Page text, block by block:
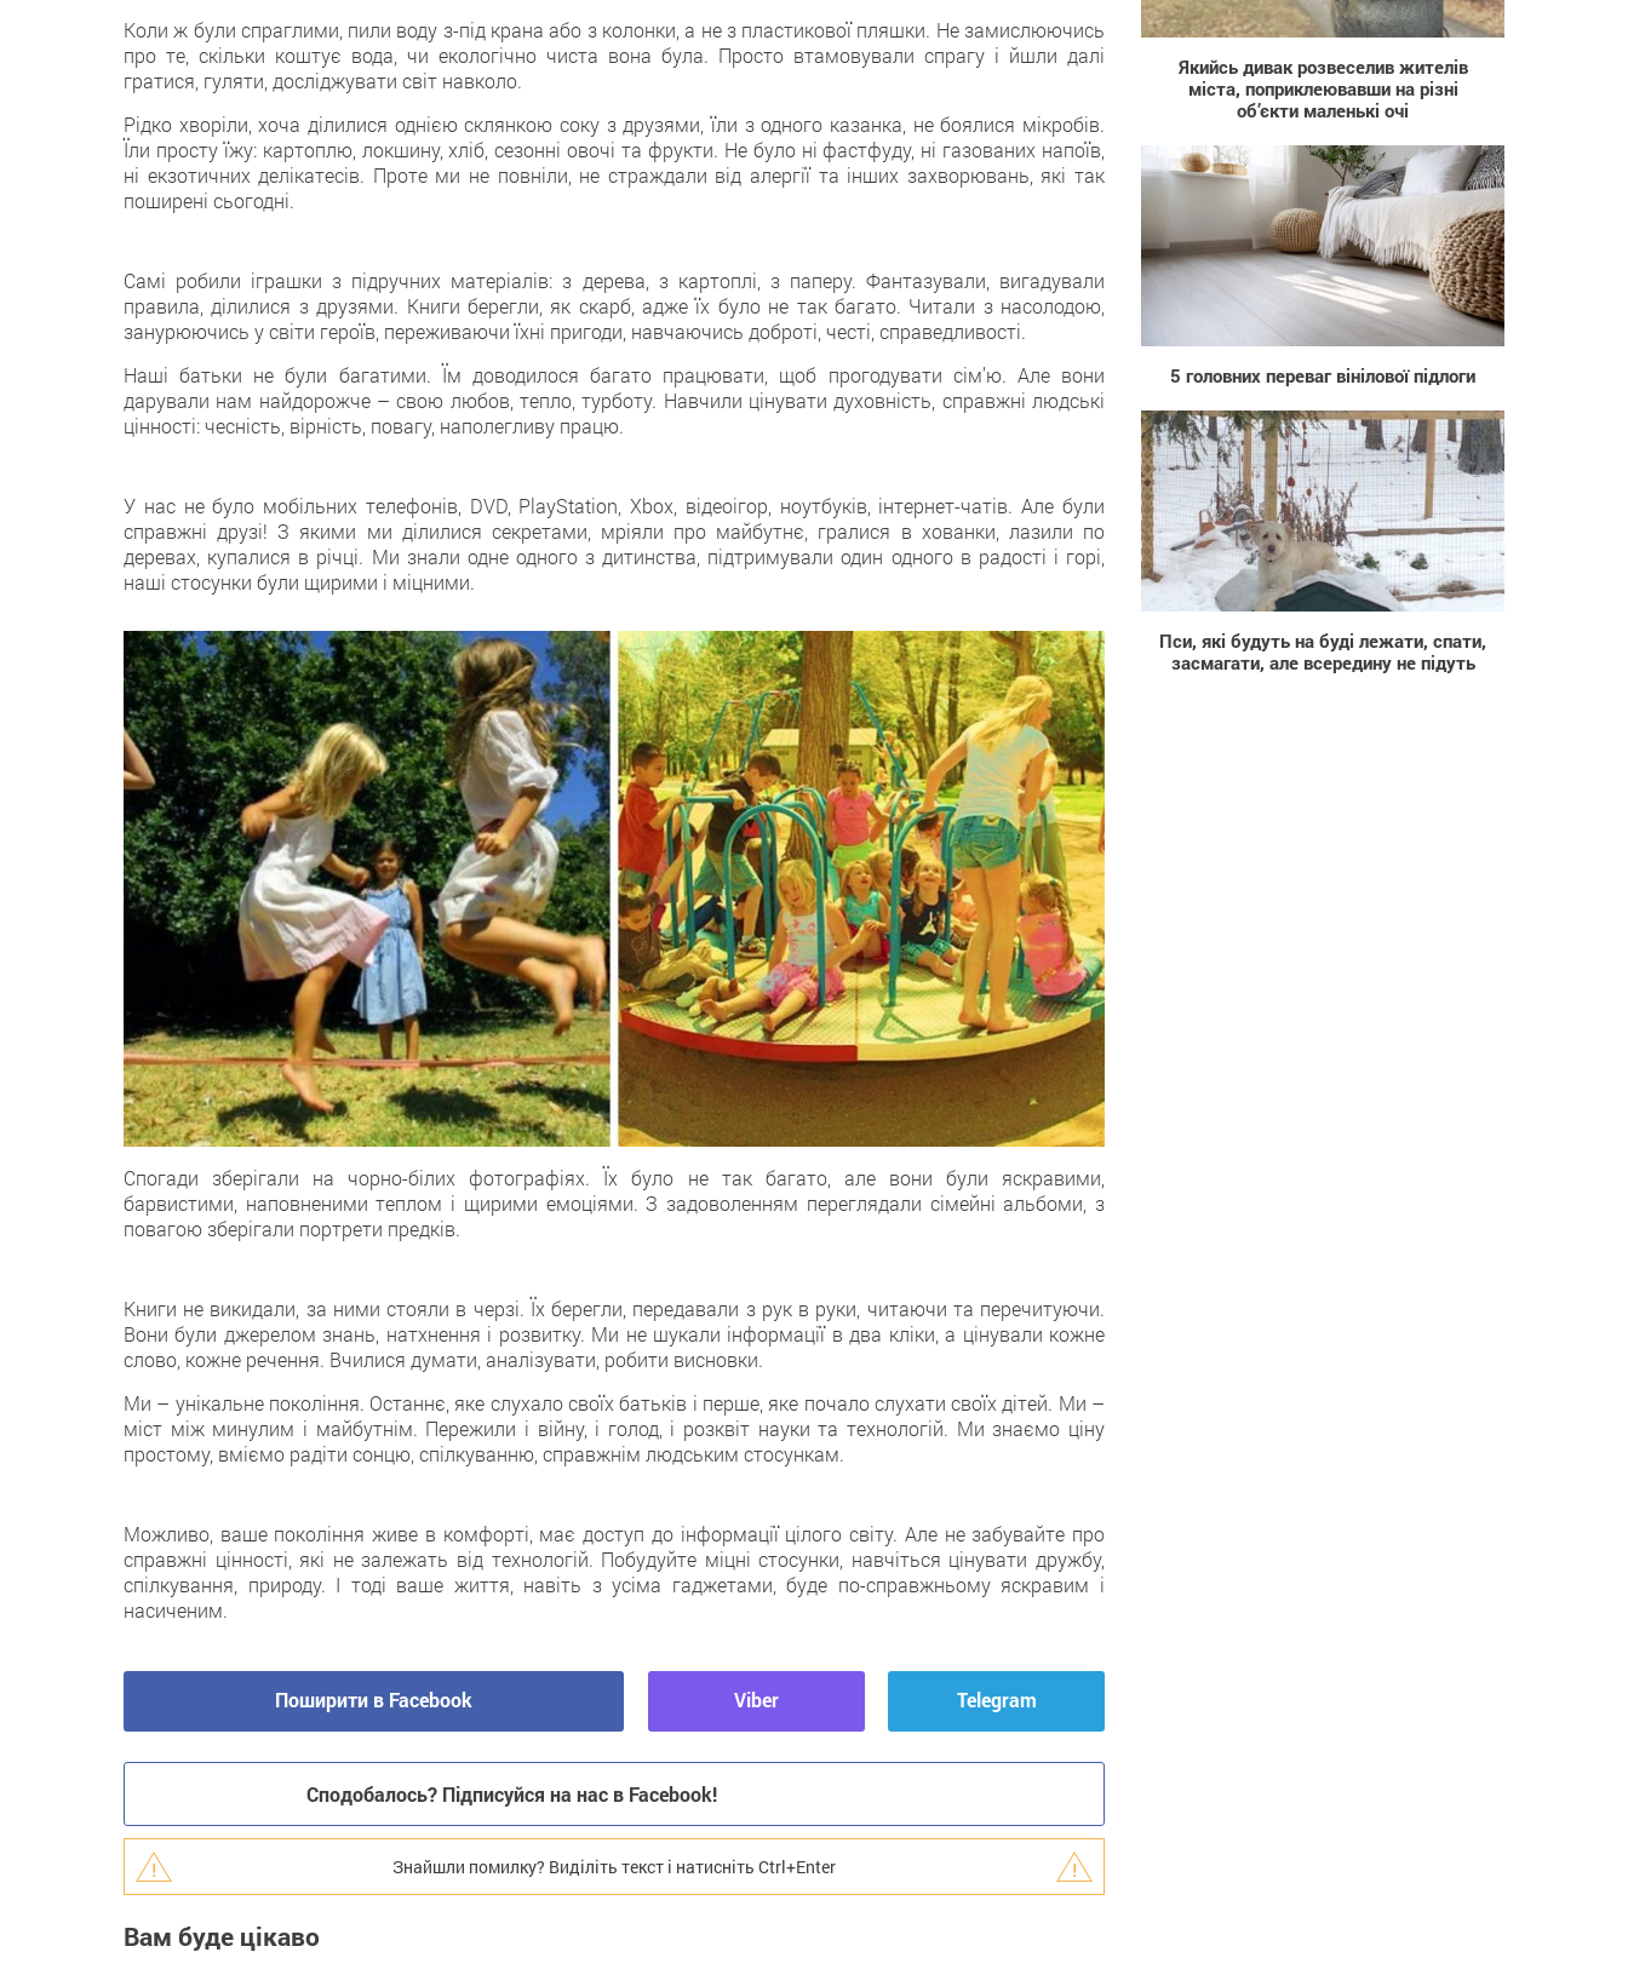
Коли ж були спраглими, пили воду з-під крана або з колонки, а не з пластикової пляшки. Не замислюючись
про те, скільки коштує вода, чи екологічно чиста вона була. Просто втамовували спрагу і йшли далі
гратися, гуляти, досліджувати світ навколо.
Рідко хворіли, хоча ділилися однією склянкою соку з друзями, їли з одного казанка, не боялися мікробів.
Їли просту їжу: картоплю, локшину, хліб, сезонні овочі та фрукти. Не було ні фастфуду, ні газованих напоїв,
ні екзотичних делікатесів. Проте ми не повніли, не страждали від алергії та інших захворювань, які так
поширені сьогодні.
Самі робили іграшки з підручних матеріалів: з дерева, з картоплі, з паперу. Фантазували, вигадували
правила, ділилися з друзями. Книги берегли, як скарб, адже їх було не так багато. Читали з насолодою,
занурюючись у світи героїв, переживаючи їхні пригоди, навчаючись доброті, честі, справедливості.
Наші батьки не були багатими. Їм доводилося багато працювати, щоб прогодувати сім’ю. Але вони
дарували нам найдорожче – свою любов, тепло, турботу. Навчили цінувати духовність, справжні людські
цінності: чесність, вірність, повагу, наполегливу працю.
У нас не було мобільних телефонів, DVD, PlayStation, Xbox, відеоігор, ноутбуків, інтернет-чатів. Але були
справжні друзі! З якими ми ділилися секретами, мріяли про майбутнє, гралися в хованки, лазили по
деревах, купалися в річці. Ми знали одне одного з дитинства, підтримували один одного в радості і горі,
наші стосунки були щирими і міцними.
Спогади зберігали на чорно-білих фотографіях. Їх було не так багато, але вони були яскравими,
барвистими, наповненими теплом і щирими емоціями. З задоволенням переглядали сімейні альбоми, з
повагою зберігали портрети предків.
Книги не викидали, за ними стояли в черзі. Їх берегли, передавали з рук в руки, читаючи та перечитуючи.
Вони були джерелом знань, натхнення і розвитку. Ми не шукали інформації в два кліки, а цінували кожне
слово, кожне речення. Вчилися думати, аналізувати, робити висновки.
Ми – унікальне покоління. Останнє, яке слухало своїх батьків і перше, яке почало слухати своїх дітей. Ми –
міст між минулим і майбутнім. Пережили і війну, і голод, і розквіт науки та технологій. Ми знаємо ціну
простому, вміємо радіти сонцю, спілкуванню, справжнім людським стосункам.
Можливо, ваше покоління живе в комфорті, має доступ до інформації цілого світу. Але не забувайте про
справжні цінності, які не залежать від технологій. Побудуйте міцні стосунки, навчіться цінувати дружбу,
спілкування, природу. І тоді ваше життя, навіть з усіма гаджетами, буде по-справжньому яскравим і
насиченим.
Поширити в Facebook Viber Telegram
Сподобалось? Підписуйся на нас в Facebook!
Знайшли помилку? Виділіть текст і натисніть Ctrl+Enter
Вам буде цікаво
1 738
Якийсь дивак розвеселив жителів
міста, поприклеювавши на різні
об’єкти маленькі очі
39
5 головних переваг вінілової підлоги
2 168
Пси, які будуть на буді лежати, спати,
засмагати, але всередину не підуть